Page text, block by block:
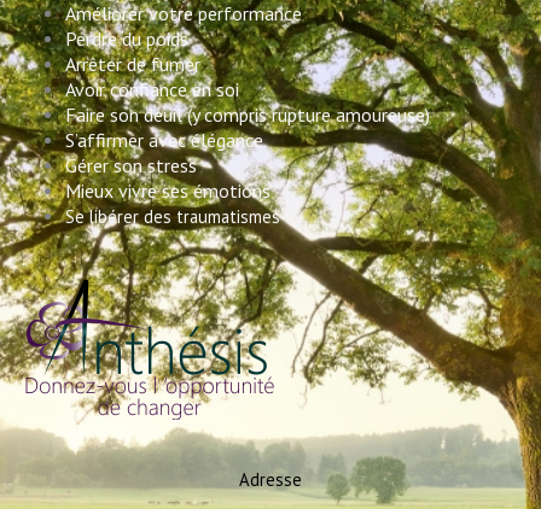
Améliorer votre performance
Perdre du poids
Arrêter de fumer
Avoir confiance en soi
Faire son deuil (y compris rupture amoureuse)
S’affirmer avec élégance
Gérer son stress
Mieux vivre ses émotions
Se libérer des traumatismes
Adresse